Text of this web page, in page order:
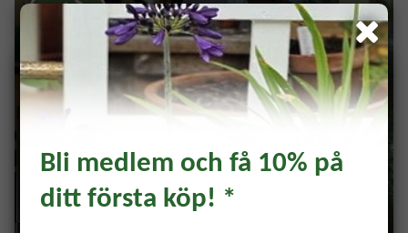
Prenumerera och få 10%
Bli medlem och få 10% på
ditt första köp! *